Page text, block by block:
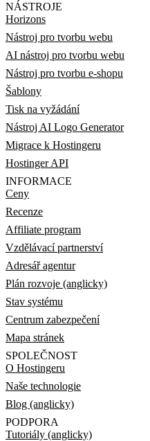
NÁSTROJE
Horizons
Nástroj pro tvorbu webu
AI nástroj pro tvorbu webu
Nástroj pro tvorbu e-shopu
Šablony
Tisk na vyžádání
Nástroj AI Logo Generator
Migrace k Hostingeru
Hostinger API
INFORMACE
Ceny
Recenze
Affiliate program
Vzdělávací partnerství
Adresář agentur
Plán rozvoje (anglicky)
Stav systému
Centrum zabezpečení
Mapa stránek
SPOLEČNOST
O Hostingeru
Naše technologie
Blog (anglicky)
PODPORA
Tutoriály (anglicky)